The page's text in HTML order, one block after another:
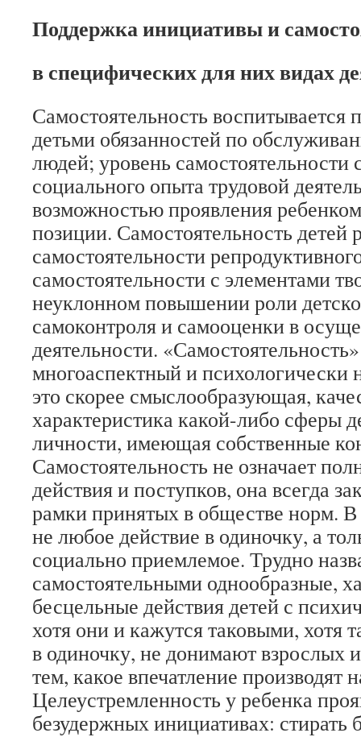
Поддержка инициативы и
в специфических для них видах
Самостоятельность воспитывается
детьми обязанностей по
людей; уровень самостоятельности
социального опыта трудовой
возможностью проявления
позиции. Самостоятельность детей
самостоятельности
самостоятельности с элементами
неуклонном повышении роли
самоконтроля и самооценки в
деятельности.
многоаспектный и психологически
это скорее смыслообразующая,
характеристика какой-либо сферы
личности, имеющая собственные
Самостоятельность не означает
действия и поступков, она всегда
рамки принятых в обществе норм.
не любое действие в одиночку, а
социально приемлемое. Трудно
самостоятельными однообразные,
бесцельные действия детей с
хотя они и кажутся таковыми, хотя
в одиночку, не донимают взрослых
тем, какое впечатление
Целеустремленность у ребенка
безудержных инициативах: стирать